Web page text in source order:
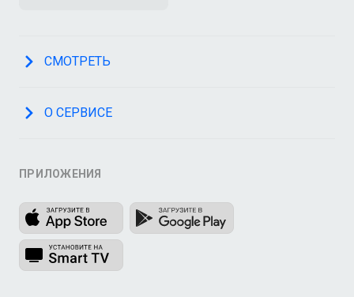
СМОТРЕТЬ
О СЕРВИСЕ
ПРИЛОЖЕНИЯ